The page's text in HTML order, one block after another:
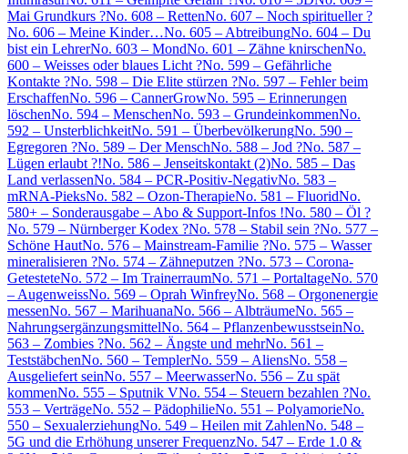
Mai Grundkurs ?No. 608 – RettenNo. 607 – Noch spiritueller ?
No. 606 – Meine Kinder…No. 605 – AbtreibungNo. 604 – Du
bist ein LehrerNo. 603 – MondNo. 601 – Zähne knirschenNo.
600 – Weisses oder blaues Licht ?No. 599 – Gefährliche
Kontakte ?No. 598 – Die Elite stürzen ?No. 597 – Fehler beim
ErschaffenNo. 596 – CannerGrowNo. 595 – Erinnerungen
löschenNo. 594 – MenschenNo. 593 – GrundeinkommenNo.
592 – UnsterblichkeitNo. 591 – ÜberbevölkerungNo. 590 –
Egregoren ?No. 589 – Der MenschNo. 588 – Jod ?No. 587 –
Lügen erlaubt ?!No. 586 – Jenseitskontakt (2)No. 585 – Das
Land verlassenNo. 584 – PCR-Positiv-NegativNo. 583 –
mRNA-PieksNo. 582 – Ozon-TherapieNo. 581 – FluoridNo.
580+ – Sonderausgabe – Abo & Support-Infos !No. 580 – Öl ?
No. 579 – Nürnberger Kodex ?No. 578 – Stabil sein ?No. 577 –
Schöne HautNo. 576 – Mainstream-Familie ?No. 575 – Wasser
mineralisieren ?No. 574 – Zähneputzen ?No. 573 – Corona-
GetesteteNo. 572 – Im TrainerraumNo. 571 – PortaltageNo. 570
– AugenweissNo. 569 – Oprah WinfreyNo. 568 – Orgonenergie
messenNo. 567 – MarihuanaNo. 566 – AlbträumeNo. 565 –
NahrungsergänzungsmittelNo. 564 – PflanzenbewusstseinNo.
563 – Zombies ?No. 562 – Ängste und mehrNo. 561 –
TeststäbchenNo. 560 – TemplerNo. 559 – AliensNo. 558 –
Ausgeliefert seinNo. 557 – MeerwasserNo. 556 – Zu spät
kommenNo. 555 – Sputnik VNo. 554 – Steuern bezahlen ?No.
553 – VerträgeNo. 552 – PädophilieNo. 551 – PolyamorieNo.
550 – SexualerziehungNo. 549 – Heilen mit ZahlenNo. 548 –
5G und die Erhöhung unserer FrequenzNo. 547 – Erde 1.0 &